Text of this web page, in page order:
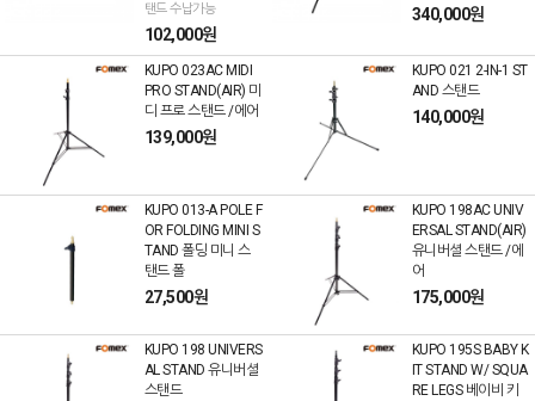
탠드 수납가능
102,000원
340,000원
KUPO 023AC MIDI
PRO STAND(AIR) 미
디 프로 스탠드 /에어
139,000원
KUPO 021 2-IN-1 ST
AND 스탠드
140,000원
KUPO 013-A POLE F
OR FOLDING MINI S
TAND 폴딩 미니 스
탠드 폴
27,500원
KUPO 198AC UNIV
ERSAL STAND(AIR)
유니버셜 스탠드 /에
어
175,000원
KUPO 198 UNIVERS
AL STAND 유니버셜
스탠드
KUPO 195S BABY K
IT STAND W/ SQUA
RE LEGS 베이비 키